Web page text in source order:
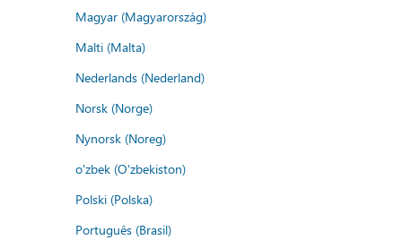
Magyar (Magyarország)
Malti (Malta)
Nederlands (Nederland)
Norsk (Norge)
Nynorsk (Noreg)
o'zbek (O'zbekiston)
Polski (Polska)
Português (Brasil)